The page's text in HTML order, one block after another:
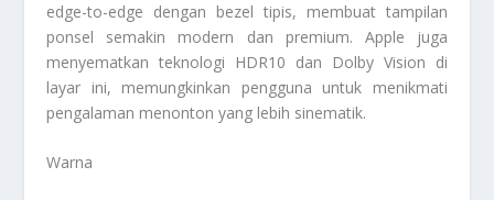
edge-to-edge dengan bezel tipis, membuat tampilan
ponsel semakin modern dan premium. Apple juga
menyematkan teknologi HDR10 dan Dolby Vision di
layar ini, memungkinkan pengguna untuk menikmati
pengalaman menonton yang lebih sinematik.
Warna